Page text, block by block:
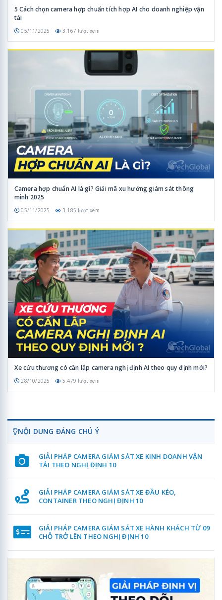
5 Cách chọn camera hợp chuẩn tích hợp AI cho doanh nghiệp vận
tải
05/11/2025 3.167 lượt xem
Camera hợp chuẩn AI là gì? Giải mã xu hướng giám sát thông
minh 2025
05/11/2025 3.185 lượt xem
Xe cứu thương có cần lắp camera nghị định AI theo quy định mới?
28/10/2025 5.479 lượt xem
NỘI DUNG ĐÁNG CHÚ Ý
GIẢI PHÁP CAMERA GIÁM SÁT XE KINH DOANH VẬN
TẢI THEO NGHỊ ĐỊNH 10
GIẢI PHÁP CAMERA GIÁM SÁT XE ĐẦU KÉO,
CONTAINER THEO NGHỊ ĐỊNH 10
GIẢI PHÁP CAMERA GIÁM SÁT XE HÀNH KHÁCH TỪ 09
CHỖ TRỞ LÊN THEO NGHỊ ĐỊNH 10